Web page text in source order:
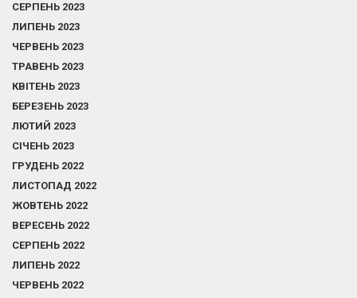
СЕРПЕНЬ 2023
ЛИПЕНЬ 2023
ЧЕРВЕНЬ 2023
ТРАВЕНЬ 2023
КВІТЕНЬ 2023
БЕРЕЗЕНЬ 2023
ЛЮТИЙ 2023
СІЧЕНЬ 2023
ГРУДЕНЬ 2022
ЛИСТОПАД 2022
ЖОВТЕНЬ 2022
ВЕРЕСЕНЬ 2022
СЕРПЕНЬ 2022
ЛИПЕНЬ 2022
ЧЕРВЕНЬ 2022